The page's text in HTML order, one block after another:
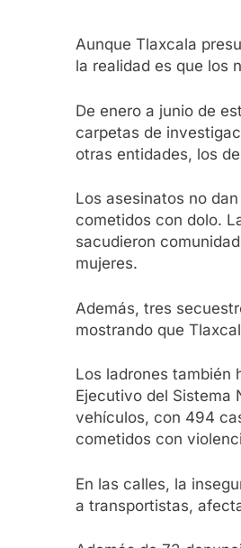
Aunque Tlaxcala
la realidad es que los
De enero a junio de
carpetas de
otras entidades, los
Los asesinatos no
cometidos con dolo.
sacudieron
mujeres.
Además, tres
mostrando que
Los ladrones también
Ejecutivo del Sistema
vehículos, con 494
cometidos con
En las calles, la
a transportistas,